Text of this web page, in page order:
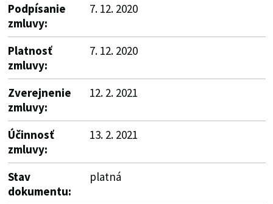
Podpísanie
zmluvy:
7. 12. 2020
Platnosť
zmluvy:
7. 12. 2020
Zverejnenie
zmluvy:
12. 2. 2021
Účinnosť
zmluvy:
13. 2. 2021
Stav
dokumentu:
platná